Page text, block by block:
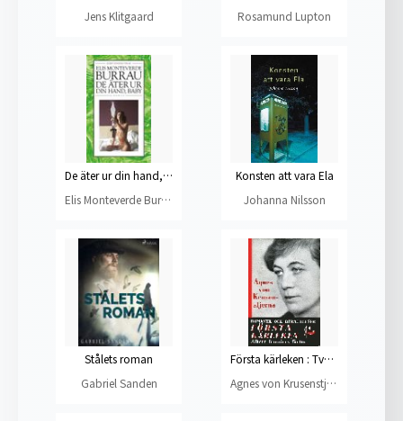
Jens Klitgaard
Rosamund Lupton
De äter ur din hand, baby : Cindy Shermans samlade dagböcker
Elis Monteverde Burrau
Konsten att vara Ela
Johanna Nilsson
Stålets roman
Gabriel Sanden
Första kärleken : Två små romaner
Agnes von Krusenstjerna